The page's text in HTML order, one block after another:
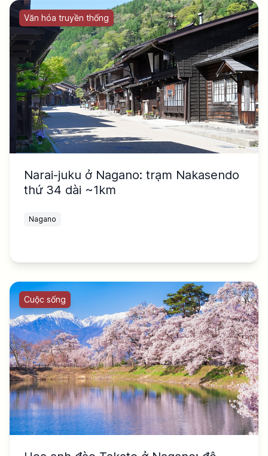
Văn hóa truyền thống
Narai-juku ở Nagano: trạm Nakasendo
thứ 34 dài ~1km
Nagano
Cuộc sống